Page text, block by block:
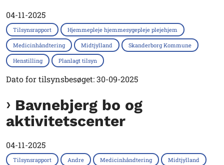
04-11-2025
Tilsynsrapport Hjemmepleje hjemmesygepleje plejehjem
Medicinhåndtering Midtjylland Skanderborg Kommune
Henstilling Planlagt tilsyn
Dato for tilsynsbesøget: 30-09-2025
Bavnebjerg bo og
aktivitetscenter
04-11-2025
Tilsynsrapport Andre Medicinhåndtering Midtjylland